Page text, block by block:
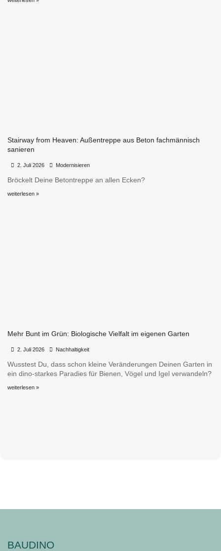
Stairway from Heaven: Außentreppe aus Beton fachmännisch
sanieren
2. Juli 2026 Modernisieren
Bröckelt Deine Betontreppe an allen Ecken?
weiterlesen »
Mehr Bunt im Grün: Biologische Vielfalt im eigenen Garten
2. Juli 2026 Nachhaltigkeit
Wusstest Du, dass schon kleine Veränderungen Deinen Garten in
ein dino-starkes Paradies für Bienen, Vögel und Igel verwandeln?
weiterlesen »
BAUDINO